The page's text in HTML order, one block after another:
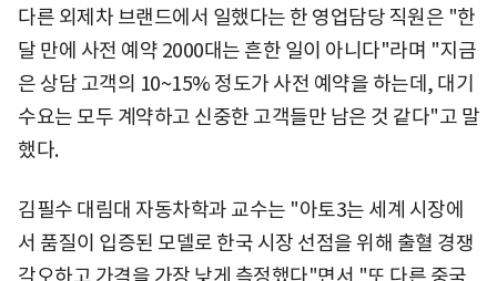
다른 외제차 브랜드에서 일했다는 한 영업담당 직원은 "한
달 만에 사전 예약 2000대는 흔한 일이 아니다"라며 "지금
은 상담 고객의 10~15% 정도가 사전 예약을 하는데, 대기
수요는 모두 계약하고 신중한 고객들만 남은 것 같다"고 말
했다.
김필수 대림대 자동차학과 교수는 "아토3는 세계 시장에
서 품질이 입증된 모델로 한국 시장 선점을 위해 출혈 경쟁
각오하고 가격을 가장 낮게 측정했다"면서 "또 다른 중국